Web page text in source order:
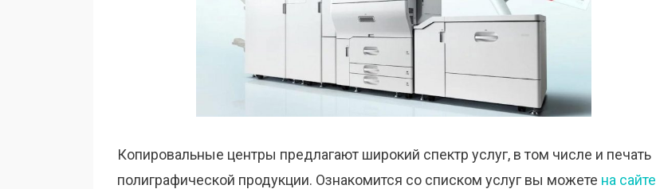
Копировальные центры предлагают широкий спектр услуг, в том числе и печать
полиграфической продукции. Ознакомится со списком услуг вы можете на сайте